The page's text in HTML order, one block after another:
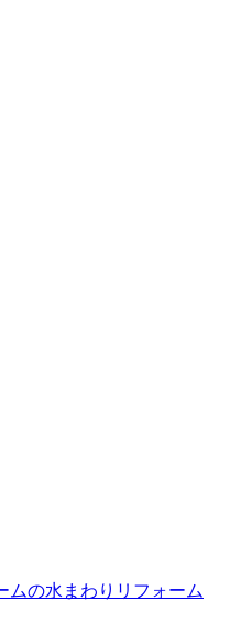
ムの水まわりリフォーム